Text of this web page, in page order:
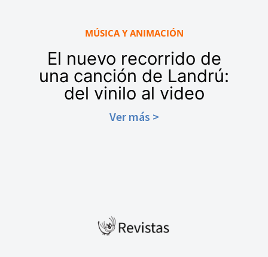
MÚSICA Y ANIMACIÓN
El nuevo recorrido de
una canción de Landrú:
del vinilo al video
Ver más >